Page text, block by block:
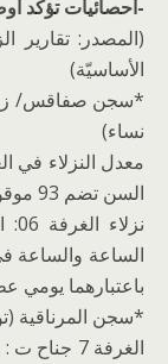
-احصائيات تؤكد
(المصدر: تقارير
الأساسيّة)
نساء)
السن تضم 93 موقوفا وبها 48 فراشا).
الساعة والساعة
باعتبارهما يومي
*سجن المرناقية (تونس)
الغرفة